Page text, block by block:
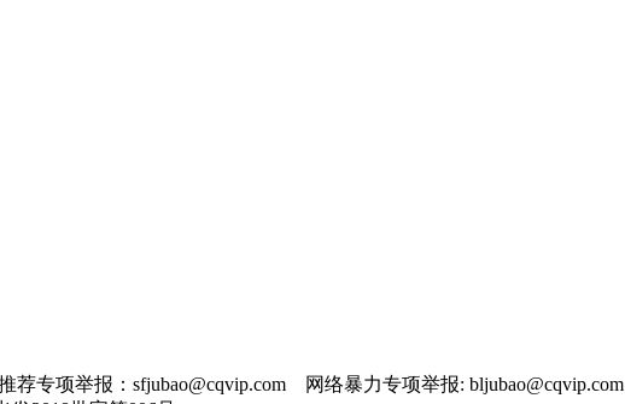
荐专项举报：sfjubao@cqvip.com 网络暴力专项举报: bljubao@cqvip.com